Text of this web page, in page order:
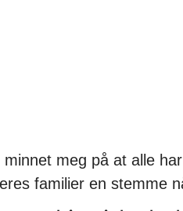
meg på at alle
familier en stemme